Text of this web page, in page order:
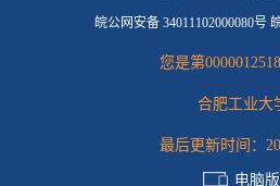
皖公网安备 34011102000080号
您是第0000012518
合肥工业大
最后更新时间：
电脑版